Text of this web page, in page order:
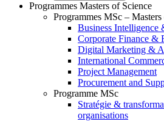
Programmes Masters of Science
Programmes MSc –
Business Intelligence
Corporate Finance &
Digital Marketing &
International
Project Management
Procurement and
Programme MSc
Stratégie &
organisations